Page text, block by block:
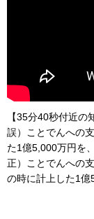
【35分40秒付近の
誤）ことでんへの
た1億5,000万円を
正）ことでんへの
の時に計上した1億